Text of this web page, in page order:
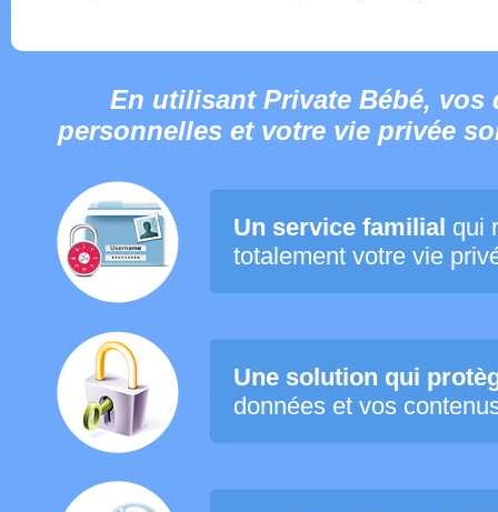
En utilisant Private Bébé, vos
personnelles et votre vie privée
Un service familial qui
totalement votre vie
Une solution qui
données et vos